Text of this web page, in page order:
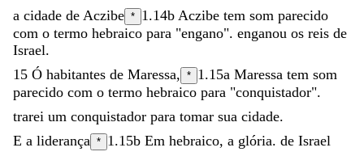
a cidade de Aczibe * 1.14b Aczibe tem som parecido
com o termo hebraico para "engano". enganou os reis de
Israel.
15 Ó habitantes de Maressa, * 1.15a Maressa tem som
parecido com o termo hebraico para "conquistador".
trarei um conquistador para tomar sua cidade.
E a liderança * 1.15b Em hebraico, a glória. de Israel